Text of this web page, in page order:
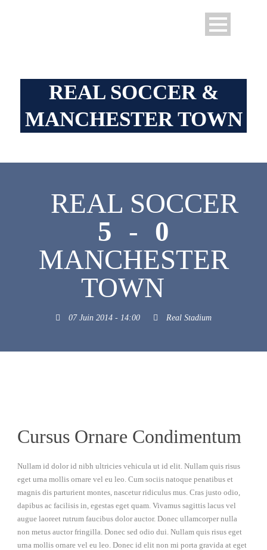
REAL SOCCER &
MANCHESTER TOWN
REAL SOCCER
5 - 0
MANCHESTER
TOWN
07 Juin 2014 - 14:00 Real Stadium
Cursus Ornare Condimentum
Nullam id dolor id nibh ultricies vehicula ut id elit. Nullam quis risus
eget urna mollis ornare vel eu leo. Cum sociis natoque penatibus et
magnis dis parturient montes, nascetur ridiculus mus. Cras justo odio,
dapibus ac facilisis in, egestas eget quam. Vivamus sagittis lacus vel
augue laoreet rutrum faucibus dolor auctor. Donec ullamcorper nulla
non metus auctor fringilla. Donec sed odio dui. Nullam quis risus eget
urna mollis ornare vel eu leo. Donec id elit non mi porta gravida at eget